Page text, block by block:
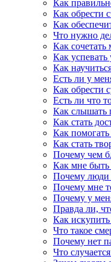
Как
Как обрести
Как
Что нужно
Как сочетать
Как успевать
Как
Есть ли у
Как обрести
Есть ли что
Как слышать
Как стать
Как
Как стать
Почему чем
Как мне быть
Почему люди
Почему мне
Почему у
Правда ли,
Как
Что такое
Почему нет
Что